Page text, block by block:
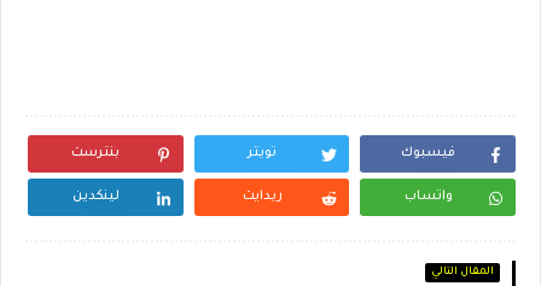
فيسبوك تويتر بنترست
واتساب ريدايت لينكدين
المقال التالي